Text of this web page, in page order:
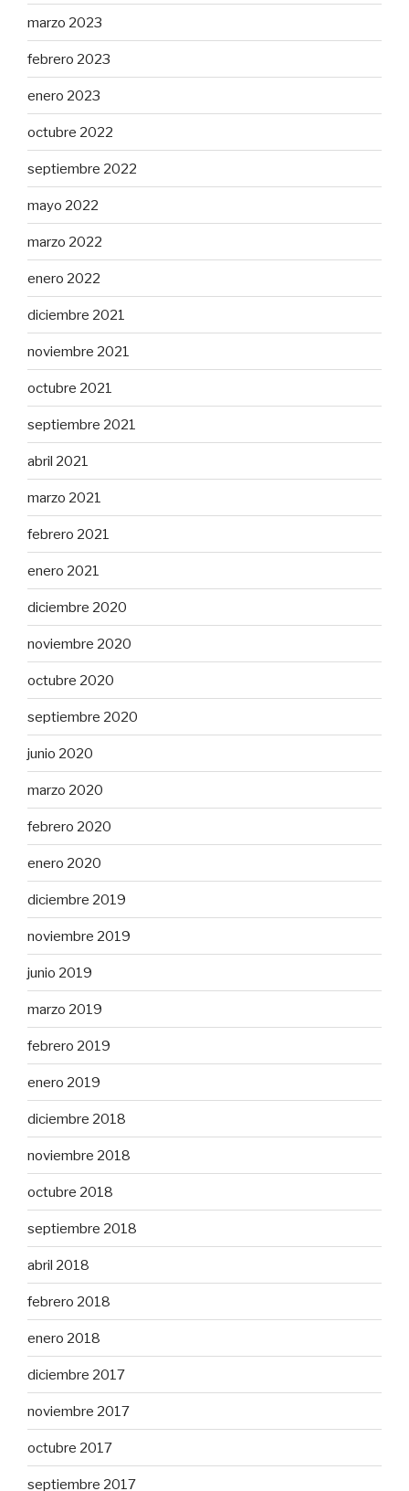
marzo 2023
febrero 2023
enero 2023
octubre 2022
septiembre 2022
mayo 2022
marzo 2022
enero 2022
diciembre 2021
noviembre 2021
octubre 2021
septiembre 2021
abril 2021
marzo 2021
febrero 2021
enero 2021
diciembre 2020
noviembre 2020
octubre 2020
septiembre 2020
junio 2020
marzo 2020
febrero 2020
enero 2020
diciembre 2019
noviembre 2019
junio 2019
marzo 2019
febrero 2019
enero 2019
diciembre 2018
noviembre 2018
octubre 2018
septiembre 2018
abril 2018
febrero 2018
enero 2018
diciembre 2017
noviembre 2017
octubre 2017
septiembre 2017